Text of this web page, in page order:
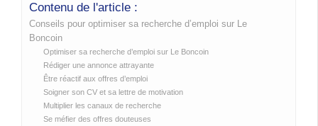
Contenu de l'article :
Conseils pour optimiser sa recherche d’emploi sur Le
Boncoin
Optimiser sa recherche d’emploi sur Le Boncoin
Rédiger une annonce attrayante
Être réactif aux offres d’emploi
Soigner son CV et sa lettre de motivation
Multiplier les canaux de recherche
Se méfier des offres douteuses